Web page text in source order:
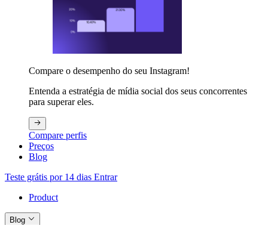
Compare o desempenho do seu Instagram!
Entenda a estratégia de mídia social dos seus concorrentes
para superar eles.
Compare perfis
Preços
Blog
Teste grátis por 14 dias Entrar
Product
Blog